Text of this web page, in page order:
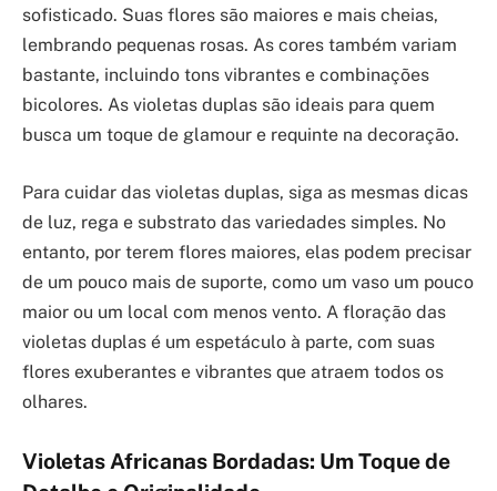
sofisticado. Suas flores são maiores e mais cheias,
lembrando pequenas rosas. As cores também variam
bastante, incluindo tons vibrantes e combinações
bicolores. As violetas duplas são ideais para quem
busca um toque de glamour e requinte na decoração.
Para cuidar das violetas duplas, siga as mesmas dicas
de luz, rega e substrato das variedades simples. No
entanto, por terem flores maiores, elas podem precisar
de um pouco mais de suporte, como um vaso um pouco
maior ou um local com menos vento. A floração das
violetas duplas é um espetáculo à parte, com suas
flores exuberantes e vibrantes que atraem todos os
olhares.
Violetas Africanas Bordadas: Um Toque de